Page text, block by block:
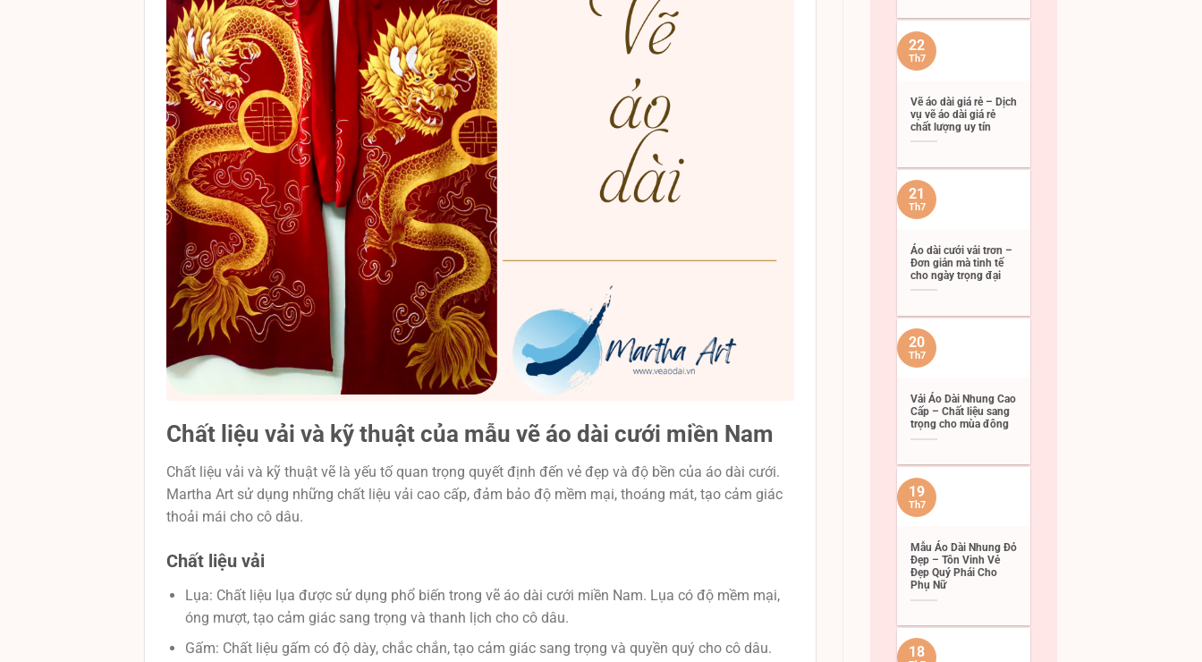
Chất liệu vải và kỹ thuật của mẫu vẽ áo dài cưới miền Nam
Chất liệu vải và kỹ thuật vẽ là yếu tố quan trọng quyết định đến vẻ đẹp và độ bền của áo dài cưới.
Martha Art sử dụng những chất liệu vải cao cấp, đảm bảo độ mềm mại, thoáng mát, tạo cảm giác
thoải mái cho cô dâu.
Chất liệu vải
Lụa: Chất liệu lụa được sử dụng phổ biến trong vẽ áo dài cưới miền Nam. Lụa có độ mềm mại,
óng mượt, tạo cảm giác sang trọng và thanh lịch cho cô dâu.
Gấm: Chất liệu gấm có độ dày, chắc chắn, tạo cảm giác sang trọng và quyền quý cho cô dâu.
Vẽ áo dài giá rẻ – Dịch
vụ vẽ áo dài giá rẻ
chất lượng uy tín
22
Th7
Áo dài cưới vải trơn –
Đơn giản mà tinh tế
cho ngày trọng đại
21
Th7
Vải Áo Dài Nhung Cao
Cấp – Chất liệu sang
trọng cho mùa đông
20
Th7
Mẫu Áo Dài Nhung Đỏ
Đẹp – Tôn Vinh Vẻ
Đẹp Quý Phái Cho
Phụ Nữ
19
Th7
18